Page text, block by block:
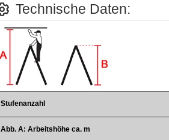
Technische Daten:
Stufenanzahl
Abb. A: Arbeitshöhe ca. m